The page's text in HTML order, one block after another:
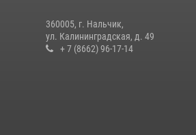
360005, г. Нальчик,
ул. Калининградская, д. 49
+ 7 (8662) 96-17-14